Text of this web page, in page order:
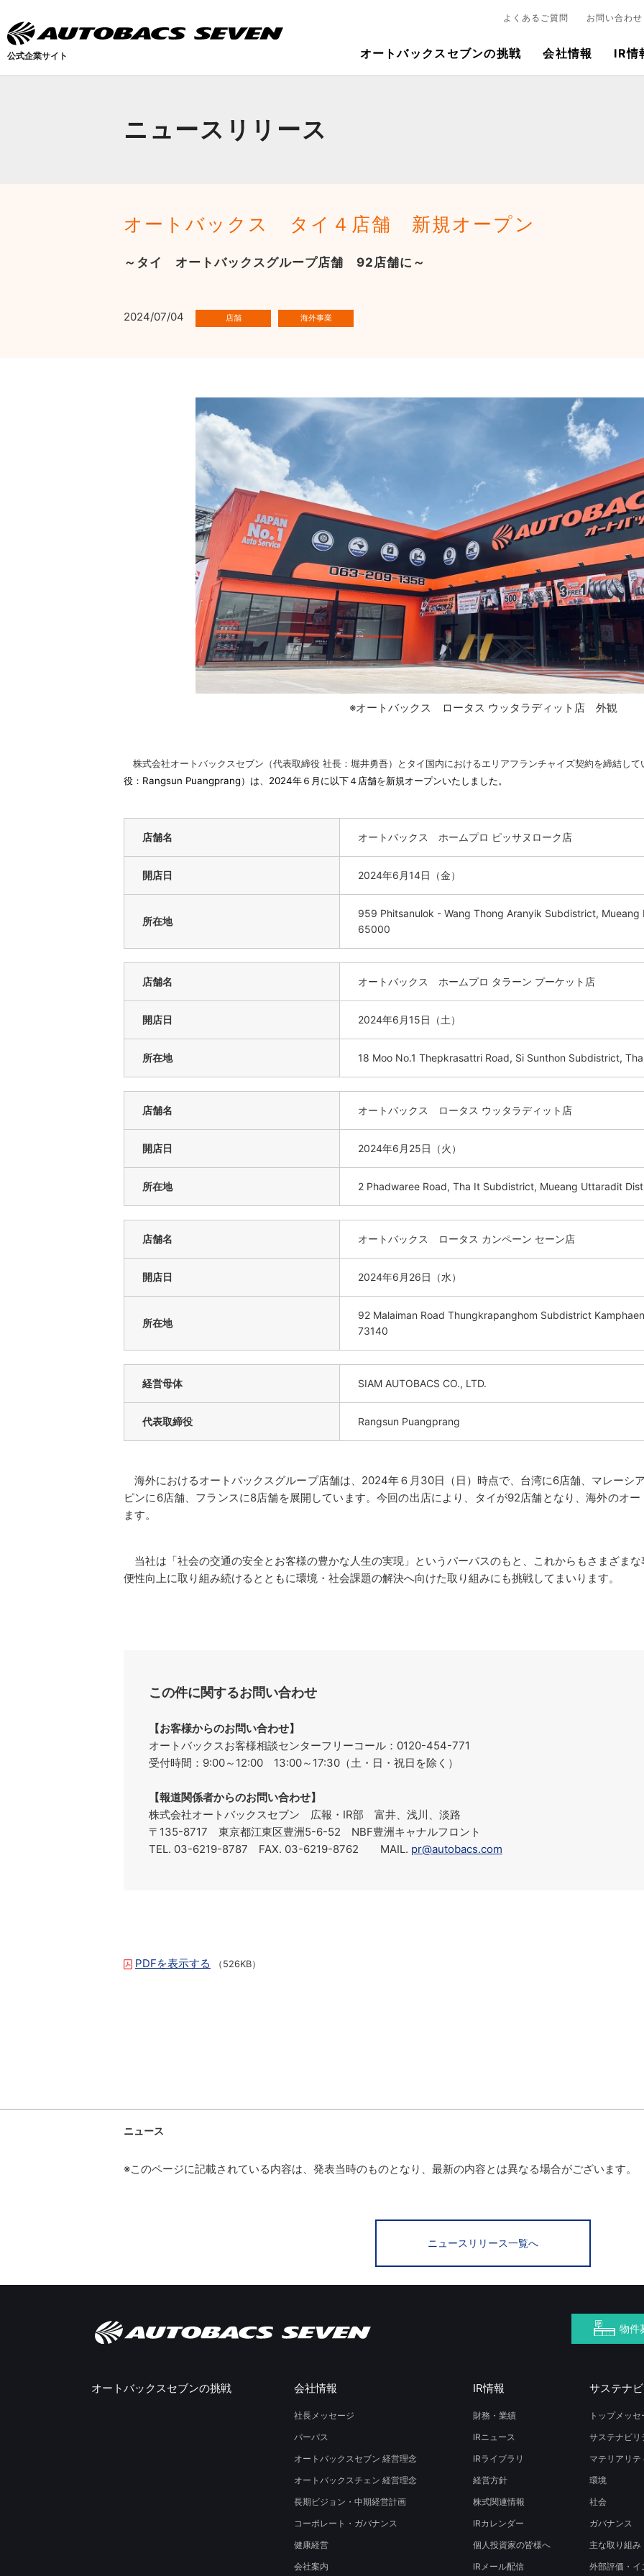
ニュースリリース
オートバックス タイ４店舗 新規オープン
～タイ オートバックスグループ店舗 92店舗に～
2024/07/04
※オートバックス ロータス ウッタラディット店 外観
株式会社オートバックスセブン（代表取締役 社長：堀井勇吾）とタイ国内におけるエリアフランチャイズ契約を締結し
役：Rangsun Puangprang）は、2024年６月に以下４店舗を新規オープンいたしました。
店舗名 オートバックス ホームプロ ピッサヌローク店
開店日 2024年6月14日（金）
所在地
959 Phitsanulok - Wang Thong Aranyik Subdistrict,
65000
店舗名 オートバックス ホームプロ タラーン プーケット店
開店日 2024年6月15日（土）
所在地 18 Moo No.1 Thepkrasattri Road, Si Sunthon Subdistrict,
店舗名 オートバックス ロータス ウッタラディット店
開店日 2024年6月25日（火）
所在地 2 Phadwaree Road, Tha It Subdistrict, Mueang Uttaradit
店舗名 オートバックス ロータス カンペーン セーン店
開店日 2024年6月26日（水）
所在地
92 Malaiman Road Thungkrapanghom Subdistrict
73140
経営母体 SIAM AUTOBACS CO., LTD.
代表取締役 Rangsun Puangprang
海外におけるオートバックスグループ店舗は、2024年６月30日（日）時点で、台湾に6店舗、マレーシ
ピンに6店舗、フランスに8店舗を展開しています。今回の出店により、タイが92店舗となり、海外のオ
ます。
当社は「社会の交通の安全とお客様の豊かな人生の実現」というパーパスのもと、これからもさまざま
便性向上に取り組み続けるとともに環境・社会課題の解決へ向けた取り組みにも挑戦してまいります。
この件に関するお問い合わせ
【お客様からのお問い合わせ】
オートバックスお客様相談センターフリーコール：0120-454-771
受付時間：9:00～12:00 13:00～17:30（土・日・祝日を除く）
【報道関係者からのお問い合わせ】
株式会社オートバックスセブン 広報・IR部 富井、浅川、淡路
〒135-8717 東京都江東区豊洲5-6-52 NBF豊洲キャナルフロント
TEL. 03-6219-8787 FAX. 03-6219-8762 MAIL. pr@autobacs.com
PDFを表示する （526KB）
公式企業サイト
よくあるご質問 お問い合わせ
オートバックスセブンの挑戦 会社情報 IR情
ニュース
※このページに記載されている内容は、発表当時のものとなり、最新の内容とは異なる場合がございます。
ニュースリリース一覧へ
物件
オートバックスセブンの挑戦 会社情報
社長メッセージ
パーパス
オートバックスセブン 経営理念
オートバックスチェン 経営理念
長期ビジョン・中期経営計画
コーポレート・ガバナンス
健康経営
会社案内
IR情報
財務・業績
IRニュース
IRライブラリ
経営方針
株式関連情報
IRカレンダー
個人投資家の皆様へ
IRメール配信
サステナ
トップメッセ
サステナビリ
マテリアリテ
環境
社会
ガバナンス
主な取り組み
外部評価・イ